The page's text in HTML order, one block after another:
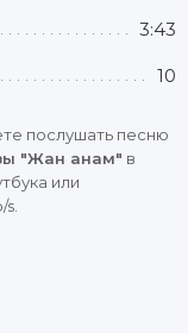
3:43
10
послушать песню
"Жан анам" в
или